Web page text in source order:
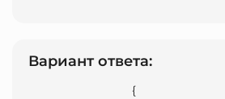
Вариант ответа:
                                {